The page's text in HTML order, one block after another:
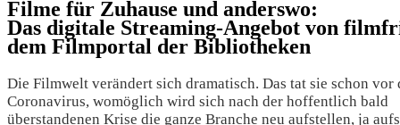
Filme für Zuhause und anderswo:
Das digitale Streaming-Angebot von
dem Filmportal der Bibliotheken
Die Filmwelt verändert sich dramatisch. Das tat sie schon vor
Coronavirus, womöglich wird sich nach der hoffentlich bald
überstandenen Krise die ganze Branche neu aufstellen, ja